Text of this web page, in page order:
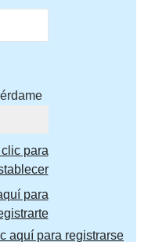
para
para
aquí para registrarse